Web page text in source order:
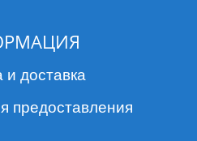
и доставка
предоставления